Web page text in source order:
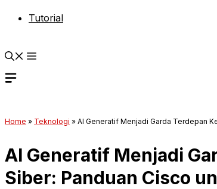
Tutorial
Home » Teknologi » AI Generatif Menjadi Garda Terdepan
AI Generatif Menjadi
Siber: Panduan Cisco